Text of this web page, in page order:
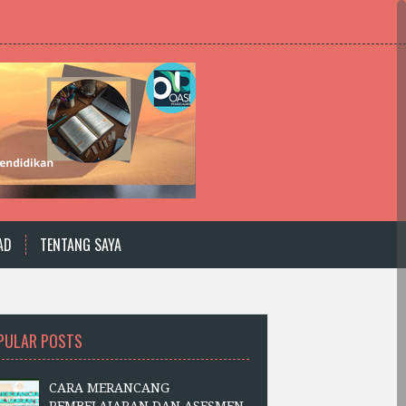
TENTANG SAYA
POSTS
CARA MERANCANG